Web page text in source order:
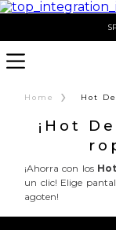
Home › Hot
¡Hot
¡Ahorra con los
un clic! Elige
agoten!